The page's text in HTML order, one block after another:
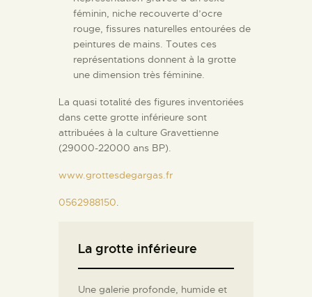
féminin, niche recouverte d’ocre
rouge, fissures naturelles entourées de
peintures de mains. Toutes ces
représentations donnent à la grotte
une dimension très féminine.
La quasi totalité des figures inventoriées
dans cette grotte inférieure sont
attribuées à la culture Gravettienne
(29000-22000 ans BP).
www.grottesdegargas.fr
0562988150.
La grotte inférieure
Une galerie profonde, humide et